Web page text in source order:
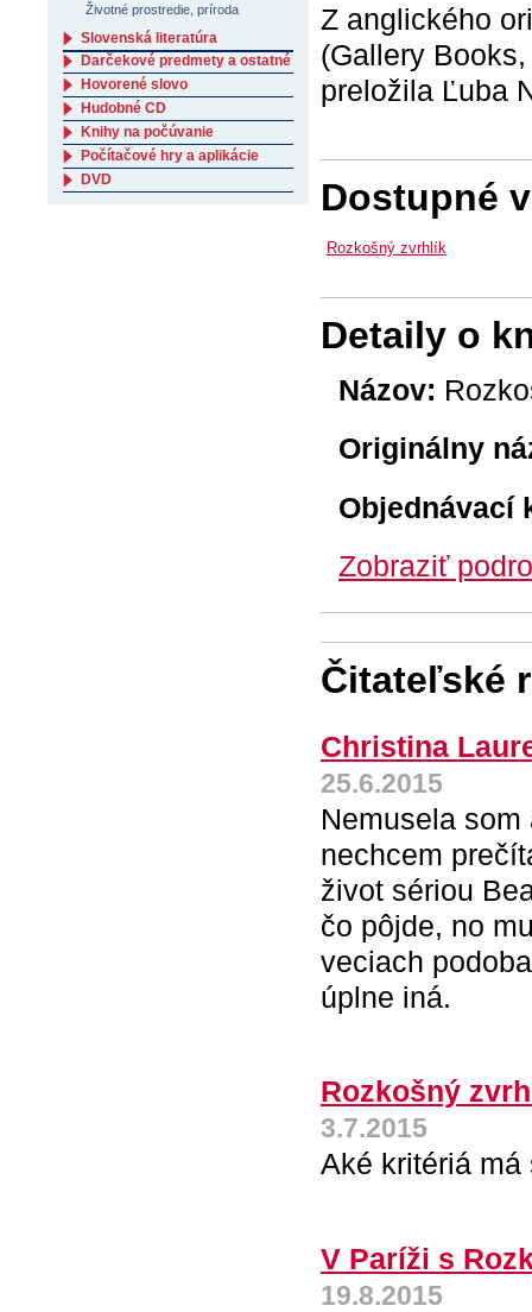
Z anglického
(Gallery
preložila Ľuba
Dostupné
Rozkošný zvrhlík
Detaily o
Názov:
Originálny
Objednávací
Zobraziť
Čitateľské
Christina
25.6.2015
Nemusela
nechcem
život sériou
čo pôjde, no
veciach
úplne iná.
Rozkošný
3.7.2015
Aké kritériá
V Paríži s
19.8.2015
Životné prostredie, príroda
Slovenská literatúra
Darčekové predmety a ostatné
Hovorené slovo
Hudobné CD
Knihy na počúvanie
Počítačové hry a aplikácie
DVD